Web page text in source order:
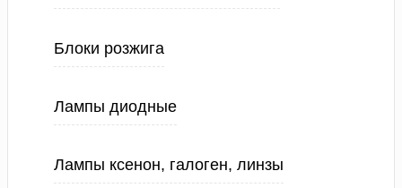
Блоки розжига
Лампы диодные
Лампы ксенон, галоген, линзы